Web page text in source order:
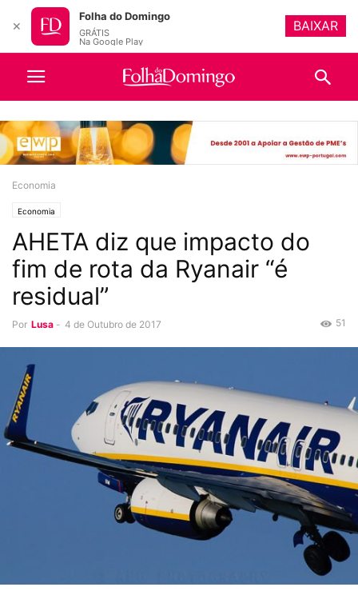
Economia
Economia
AHETA diz que impacto do
fim de rota da Ryanair “é
residual”
Por Lusa - 4 de Outubro de 2017 51
✕
Folha do Domingo
GRÁTIS
Na Google Play
BAIXAR